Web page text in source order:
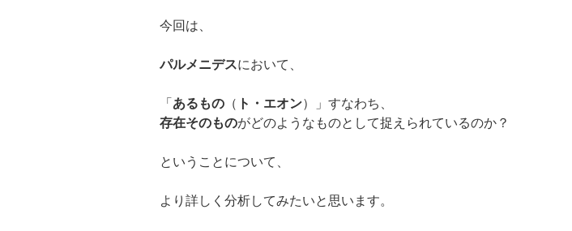
今回は、
パルメニデスにおいて、
「 あるもの （ ト・エオン）」すなわち、
存在そのものがどのようなものとして捉えられているのか？
ということについて、
より詳しく分析してみたいと思います。